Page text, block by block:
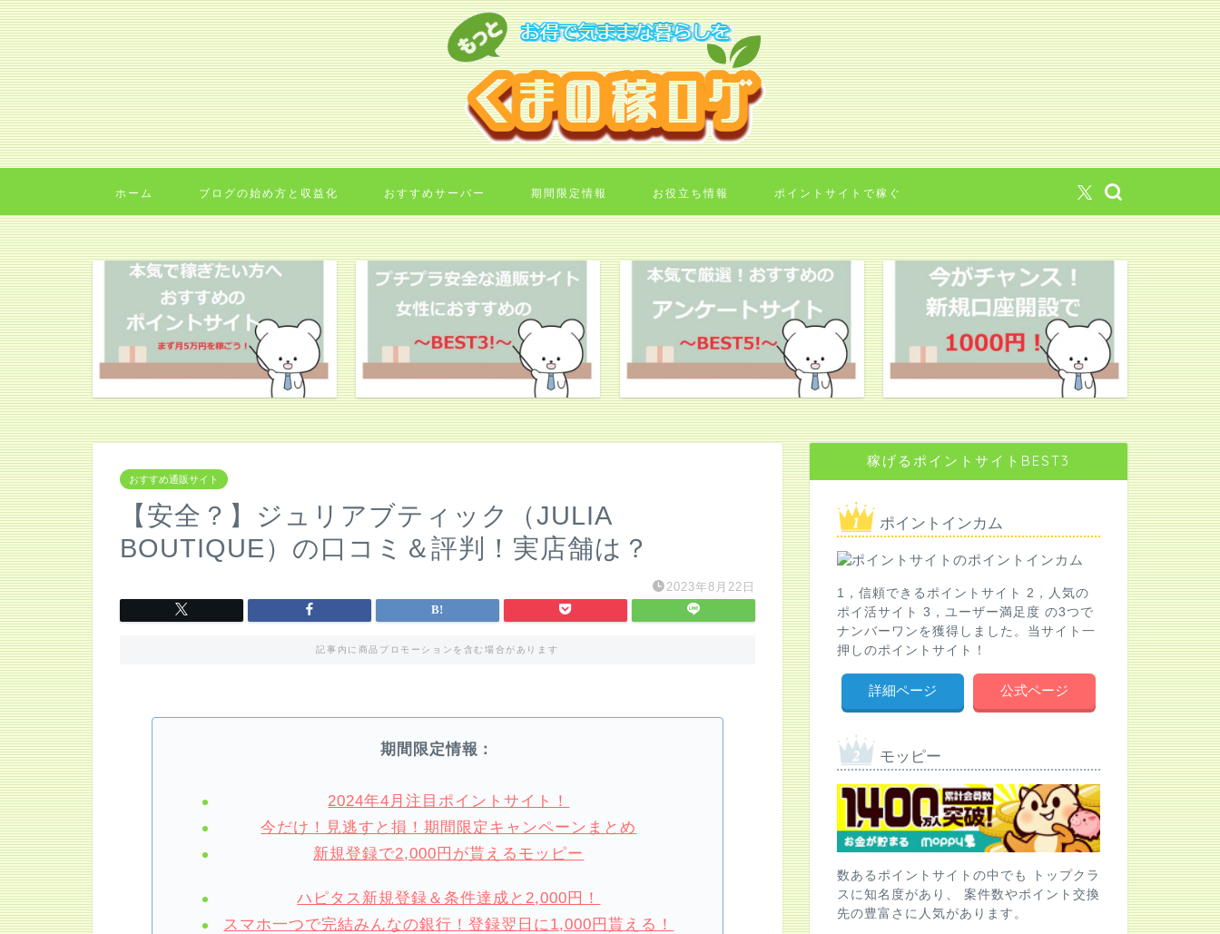
ホーム ブログの始め方と収益化 おすすめサーバー 期間限定情報 お役立ち情報 ポイントサイトで稼ぐ
おすすめ通販サイト
【安全？】ジュリアブティック（JULIA
BOUTIQUE）の口コミ＆評判！実店舗は？
2023年8月22日
記事内に商品プロモーションを含む場合があります
期間限定情報：
2024年4月注目ポイントサイト！
今だけ！見逃すと損！期間限定キャンペーンまとめ
新規登録で2,000円が貰えるモッピー
ハピタス新規登録＆条件達成と2,000円！
スマホ一つで完結みんなの銀行！登録翌日に1,000円貰える！
稼げるポイントサイトBEST3
ポイントインカム
1，信頼できるポイントサイト 2，人気の
ポイ活サイト 3，ユーザー満足度 の3つで
ナンバーワンを獲得しました。当サイト一
押しのポイントサイト！
詳細ページ 公式ページ
モッピー
数あるポイントサイトの中でも トップクラ
スに知名度があり、 案件数やポイント交換
先の豊富さに人気があります。